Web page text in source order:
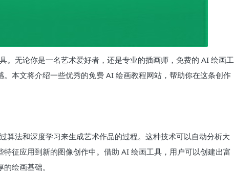
。无论你是一名艺术爱好者，还是专业的插画师，免费的 AI 绘画工
本文将介绍一些优秀的免费 AI 绘画教程网站，帮助你在这条创作
算法和深度学习来生成艺术作品的过程。这种技术可以自动分析大
征应用到新的图像创作中。借助 AI 绘画工具，用户可以创建出富
绘画基础。